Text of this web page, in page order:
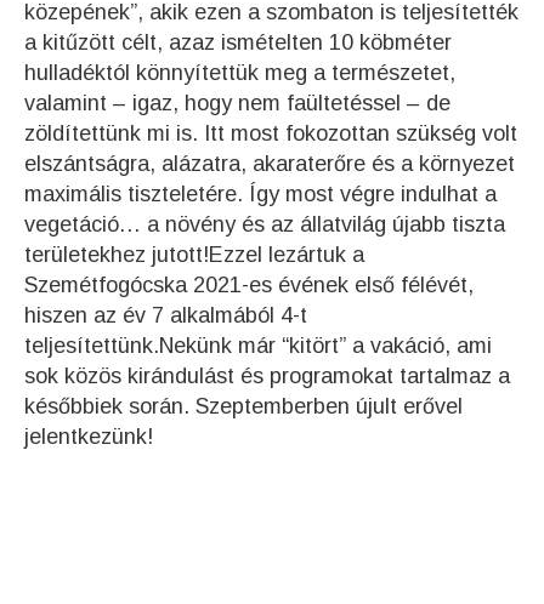
közepének”, akik ezen a szombaton is teljesítették
a kitűzött célt, azaz ismételten 10 köbméter
hulladéktól könnyítettük meg a természetet,
valamint – igaz, hogy nem faültetéssel – de
zöldítettünk mi is. Itt most fokozottan szükség volt
elszántságra, alázatra, akaraterőre és a környezet
maximális tiszteletére. Így most végre indulhat a
vegetáció… a növény és az állatvilág újabb tiszta
területekhez jutott!Ezzel lezártuk a
Szemétfogócska 2021-es évének első félévét,
hiszen az év 7 alkalmából 4-t
teljesítettünk.Nekünk már “kitört” a vakáció, ami
sok közös kirándulást és programokat tartalmaz a
későbbiek során. Szeptemberben újult erővel
jelentkezünk!